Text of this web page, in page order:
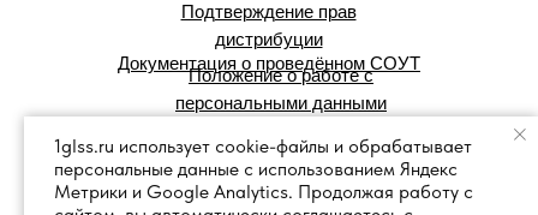
Подтверждение прав
дистрибуции
Документация о проведённом СОУТ
Положение о работе с
персональными данными
© 2007 — 2025 г. Система Сервис:
справочные правовые системы.
1glss.ru использует cookie-файлы и обрабатывает
персональные данные с использованием Яндекс
Метрики и Google Analytics. Продолжая работу с